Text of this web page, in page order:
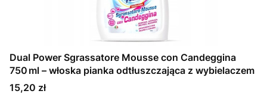
Dual Power Sgrassatore Mousse con Candeggina
750 ml – włoska pianka odtłuszczająca z wybielaczem
Cena
15,20 zł